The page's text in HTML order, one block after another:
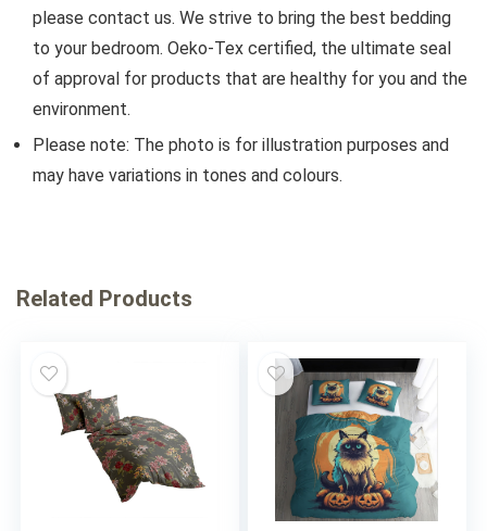
please contact us. We strive to bring the best bedding
to your bedroom. Oeko-Tex certified, the ultimate seal
of approval for products that are healthy for you and the
environment.
Please note: The photo is for illustration purposes and
may have variations in tones and colours.
Related Products